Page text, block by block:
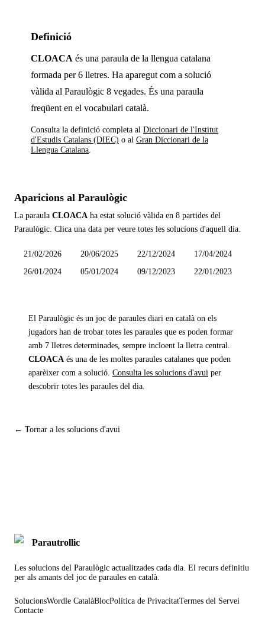
Definició
CLOACA és una paraula de la llengua catalana
formada per 6 lletres. Ha aparegut com a solució
vàlida al Paraulògic 8 vegades. És una paraula
freqüent en el vocabulari català.
Consulta la definició completa al Diccionari de l'Institut
d'Estudis Catalans (DIEC) o al Gran Diccionari de la
Llengua Catalana
Aparicions al Paraulògic
La paraula CLOACA ha estat solució vàlida en 8 partides del
Paraulògic. Clica una data per veure totes les solucions d'aquell dia.
21/02/2026 20/06/2025 22/12/2024
17/04/2024
26/01/2024
05/01/2024 09/12/2023 22/01/2023
El Paraulògic és un joc de paraules diari en català on els
jugadors han de trobar totes les paraules que es poden formar
amb 7 lletres determinades, sempre incloent la lletra central.
CLOACA és una de les moltes paraules catalanes que poden
aparèixer com a solució. Consulta les solucions d'avui per
descobrir totes les paraules del dia.
← Tornar a les solucions d'avui
Parautrollic
Les solucions del Paraulògic actualitzades cada dia. El recurs definitiu
per als amants del joc de paraules en català.
SolucionsWordle CatalàBlocPolítica de PrivacitatTermes del Servei
Contacte